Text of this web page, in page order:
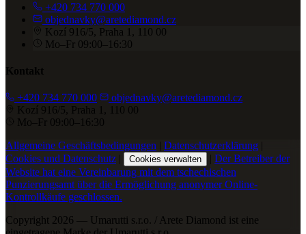
+420 734 770 000
objednavky@aretediamond.cz
Kozí 916/5, Praha 1, 110 00
Mo–Fr 09:00–16:30
Kontakt
+420 734 770 000
objednavky@aretediamond.cz
Kozí 916/5, Praha 1, 110 00
Mo–Fr 09:00–16:30
Allgemeine Geschäftsbedingungen | Datenschutzerklärung |
Cookies und Datenschutz | Cookies verwalten | Der Betreiber der
Website hat eine Vereinbarung mit dem tschechischen
Punzierungsamt über die Ermöglichung anonymer Online-
Kontrollkäufe geschlossen.
Copyright 2026 — Umarutti s.r.o. / Arete Diamond ist eine